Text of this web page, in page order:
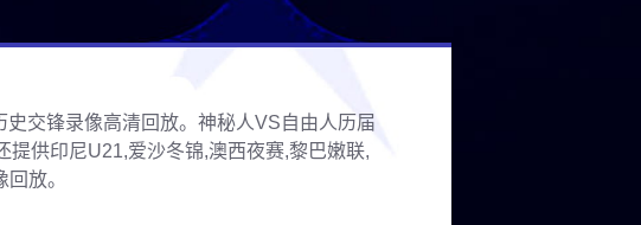
交锋录像高清回放。神秘人VS自由人历届
供印尼U21,爱沙冬锦,澳西夜赛,黎巴嫩联,
放。